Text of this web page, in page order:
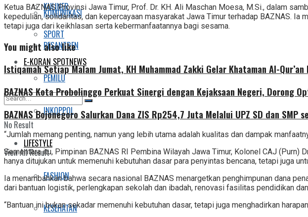
KULINER
SPORT
E-KORAN SPOTNEWS
No Result
View All Result
KOMUNIKASI
PESANTREN
PEMILU
INKOPPOL
LIFESTYLE
FASHION
KESEHATAN
Ketua BAZNAS Provinsi Jawa Timur, Prof. Dr. KH. Ali Maschan Moesa, M.Si., dalam
kepedulian, solidaritas, dan kepercayaan masyarakat Jawa Timur terhadap BAZNAS. Ia
tetapi juga dari keikhlasan serta kebermanfaatannya bagi sesama.
You might also like
Istiqamah Setiap Malam Jumat, KH Muhammad Zakki Gelar Khataman Al-
BAZNAS Kota Probolinggo Perkuat Sinergi dengan Kejaksaan Negeri, Dorong
BAZNAS Bojonegoro Salurkan Dana ZIS Rp254,7 Juta Melalui UPZ SD dan SMP
“Jumlah memang penting, namun yang lebih utama adalah kualitas dan dampak
Sementara itu, Pimpinan BAZNAS RI Pembina Wilayah Jawa Timur, Kolonel CAJ (Purn)
hanya ditujukan untuk memenuhi kebutuhan dasar para penyintas bencana, tetapi juga
Ia menambahkan bahwa secara nasional BAZNAS menargetkan penghimpunan dana
dari bantuan logistik, perlengkapan sekolah dan ibadah, renovasi fasilitas pendidikan
“Bantuan ini bukan sekadar memenuhi kebutuhan dasar, tetapi juga menghadirkan